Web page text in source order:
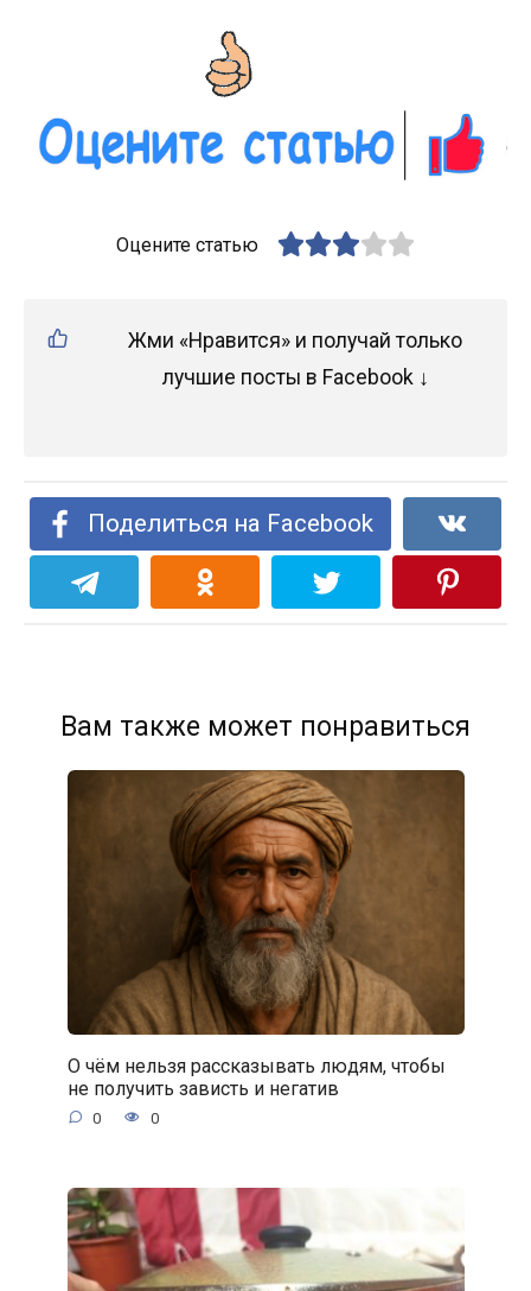
Оцените статью
Жми «Нравится» и получай только
лучшие посты в Facebook ↓
Поделиться на Facebook
Вам также может понравиться
О чём нельзя рассказывать людям, чтобы
не получить зависть и негатив
0 0